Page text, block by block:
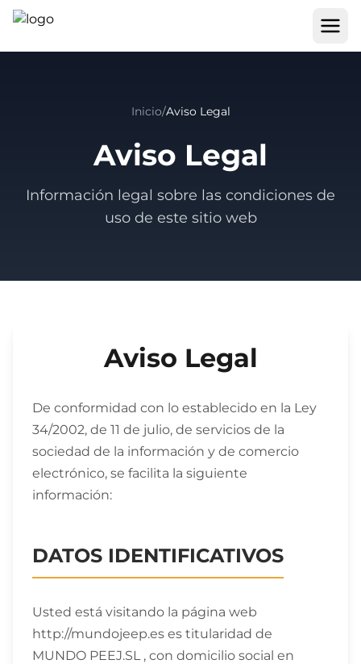
Inicio/Aviso Legal
Aviso Legal
Información legal sobre las condiciones de
uso de este sitio web
Aviso Legal
De conformidad con lo establecido en la Ley
34/2002, de 11 de julio, de servicios de la
sociedad de la información y de comercio
electrónico, se facilita la siguiente
información:
DATOS IDENTIFICATIVOS
Usted está visitando la página web
http://mundojeep.es es titularidad de
MUNDO PEEJ.SL , con domicilio social en